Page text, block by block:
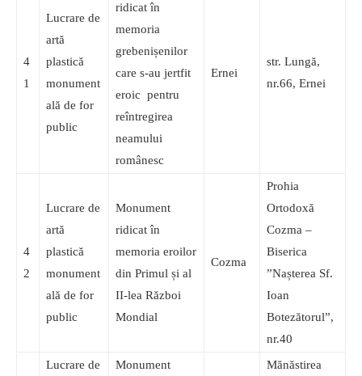
4
1
Lucrare de
artă
plastică
monument
ală de for
public
ridicat în
memoria
grebenișenilor
care s-au jertfit
eroic pentru
reîntregirea
neamului
românesc
Ernei
str. Lungă,
nr.66, Ernei
4
2
Lucrare de
artă
plastică
monument
ală de for
public
Monument
ridicat în
memoria eroilor
din Primul și al
II-lea Război
Mondial
Cozma
Prohia
Ortodoxă
Cozma –
Biserica
”Nașterea Sf.
Ioan
Botezătorul”,
nr.40
Lucrare de
Monument
Mănăstirea